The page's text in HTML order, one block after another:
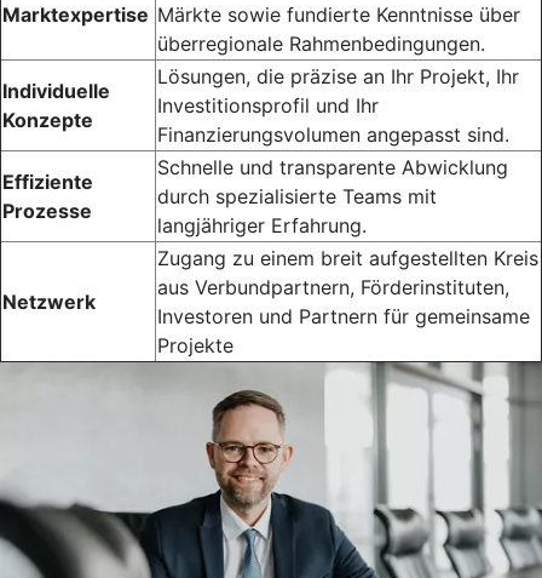
Marktexpertise Märkte sowie fundierte Kenntnisse über
überregionale Rahmenbedingungen.
Individuelle
Konzepte
Lösungen, die präzise an Ihr Projekt, Ihr
Investitionsprofil und Ihr
Finanzierungsvolumen angepasst sind.
Effiziente
Prozesse
Schnelle und transparente Abwicklung
durch spezialisierte Teams mit
langjähriger Erfahrung.
Netzwerk
Zugang zu einem breit aufgestellten Kreis
aus Verbundpartnern, Förderinstituten,
Investoren und Partnern für gemeinsame
Projekte